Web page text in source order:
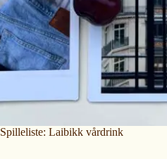
Spilleliste: Laibikk vårdrink